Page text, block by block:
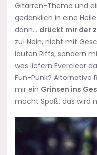
Gitarren-Thema und
gedanklich in eine
dann… drückt mir der
zu! Nein, nicht mit
lauten Riffs, sondern
was liefern Everclear
Fun-Punk? Alternative
mir ein Grinsen ins
macht Spaß, das wird